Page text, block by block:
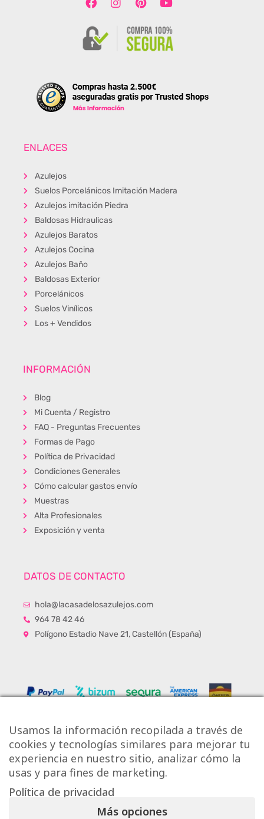
ENLACES
Azulejos
Suelos Porcelánicos Imitación Madera
Azulejos imitación Piedra
Baldosas Hidraulicas
Azulejos Baratos
Azulejos Cocina
Azulejos Baño
Baldosas Exterior
Porcelánicos
Suelos Vinílicos
Los + Vendidos
INFORMACIÓN
Blog
Mi Cuenta / Registro
FAQ - Preguntas Frecuentes
Formas de Pago
Política de Privacidad
Condiciones Generales
Cómo calcular gastos envío
Muestras
Alta Profesionales
Exposición y venta
DATOS DE CONTACTO
hola@lacasadelosazulejos.com
964 78 42 46
Polígono Estadio Nave 21, Castellón (España)
Copyright © Onlytiles S.L.
Usamos la información recopilada a través de
cookies y tecnologías similares para mejorar tu
experiencia en nuestro sitio, analizar cómo la
usas y para fines de marketing.
Política de privacidad
Más opciones